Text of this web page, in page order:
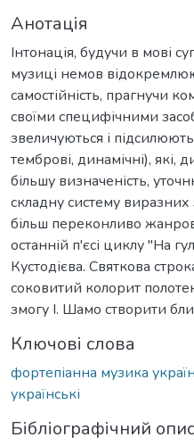
Анотація
Інтонація, будучи в мові
музиці немов
самостійність, прагнучи
своїми специфічними
звеличуються і
темброві, динамічні),
більшу визначеність,
складну систему
більш переконливо
останній п'єсі циклу "На
Кустодієва. Святкова
соковитий колорит
змогу І. Шамо створити
Ключові слова
фортепіанна музика
українські
Бібліографічний опис